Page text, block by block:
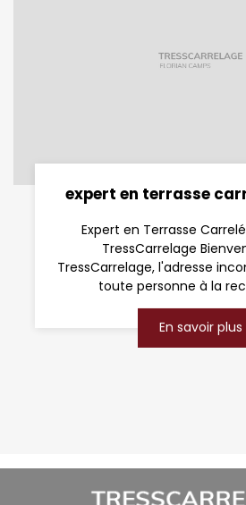
expert en terrasse
Expert en Terrasse
TressCarrelage
TressCarrelage, l'adresse
toute personne à la
En savoir plus